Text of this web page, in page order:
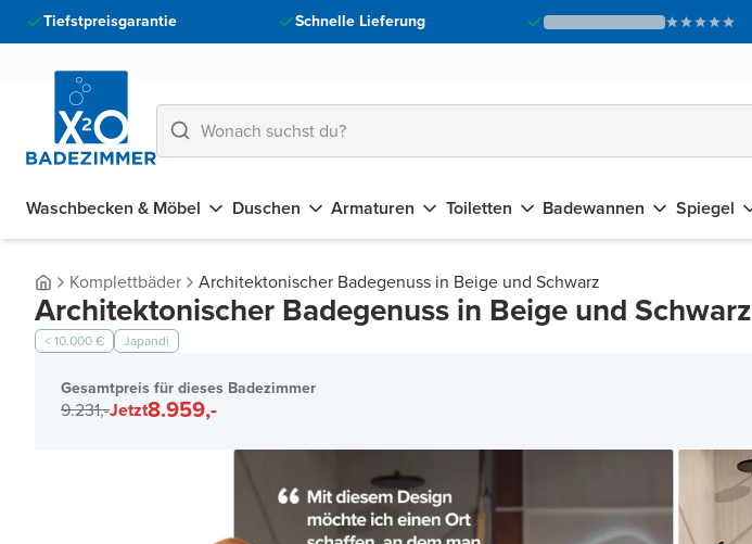
Tiefstpreisgarantie Schnelle Lieferung
Waschbecken & Möbel Duschen Armaturen Toiletten Badewannen Spiegel
Komplettbäder Architektonischer Badegenuss in Beige und Schwarz
Architektonischer Badegenuss in Beige und Schwarz
< 10.000 € Japandi
Gesamtpreis für dieses Badezimmer
9.231,-Jetzt8.959,-